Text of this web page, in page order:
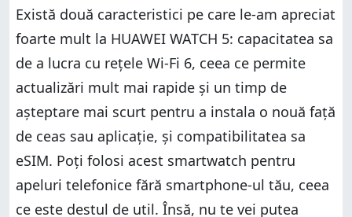
Există două caracteristici pe care le-am apreciat
foarte mult la HUAWEI WATCH 5: capacitatea sa
de a lucra cu rețele Wi-Fi 6, ceea ce permite
actualizări mult mai rapide și un timp de
așteptare mai scurt pentru a instala o nouă față
de ceas sau aplicație, și compatibilitatea sa
eSIM. Poți folosi acest smartwatch pentru
apeluri telefonice fără smartphone-ul tău, ceea
ce este destul de util. Însă, nu te vei putea